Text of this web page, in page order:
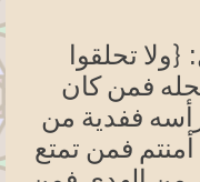
{ولا تحلقوا
فمن كان
ففدية من
فمن تمتع